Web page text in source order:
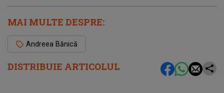
DISTRIBUIE ARTICOLUL
MAI MULTE DESPRE:
Andreea Bănică